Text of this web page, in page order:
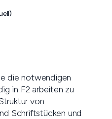
die notwendigen
in F2 arbeiten zu
von
Schriftstücken und